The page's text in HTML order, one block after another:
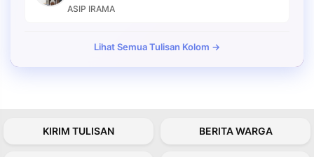
ASIP IRAMA
Lihat Semua Tulisan Kolom →
KIRIM TULISAN BERITA WARGA